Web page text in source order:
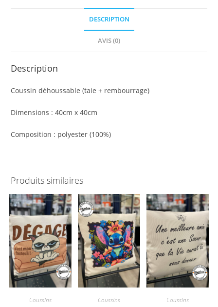
DESCRIPTION
AVIS (0)
Description
Coussin déhoussable (taie + rembourrage)
Dimensions : 40cm x 40cm
Composition : polyester (100%)
Produits similaires
Coussins Coussins Coussins